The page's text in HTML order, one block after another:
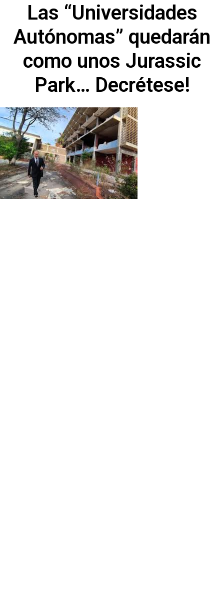
Las “Universidades
Autónomas” quedarán
como unos Jurassic
Park… Decrétese!